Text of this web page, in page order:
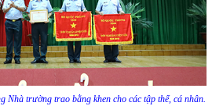
trường trao bằng khen cho các tập thể, cá nhân.